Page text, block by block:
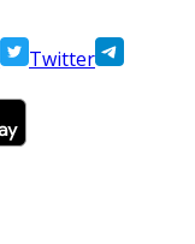
Twitter